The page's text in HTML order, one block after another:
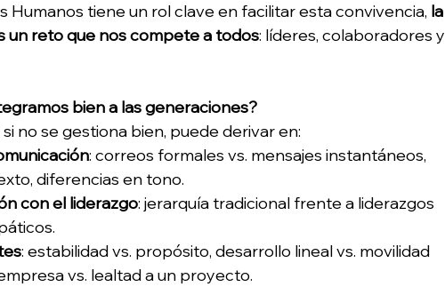
Humanos tiene un rol clave en facilitar esta convivencia, la
un reto que nos compete a todos: líderes, colaboradores y
bien a las generaciones?
no se gestiona bien, puede derivar en:
: correos formales vs. mensajes instantáneos,
diferencias en tono.
con el liderazgo: jerarquía tradicional frente a liderazgos
: estabilidad vs. propósito, desarrollo lineal vs. movilidad
vs. lealtad a un proyecto.